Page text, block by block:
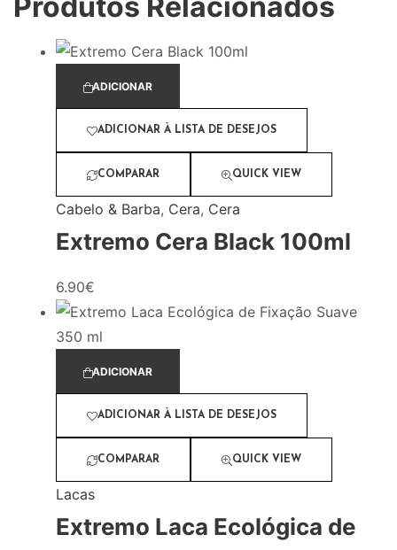
ADICIONAR
ADICIONAR À LISTA DE DESEJOS
COMPARAR QUICK VIEW
Cabelo & Barba, Cera, Cera
Extremo Cera Black 100ml
6.90€
ADICIONAR
ADICIONAR À LISTA DE DESEJOS
COMPARAR QUICK VIEW
Lacas
Extremo Laca Ecológica de